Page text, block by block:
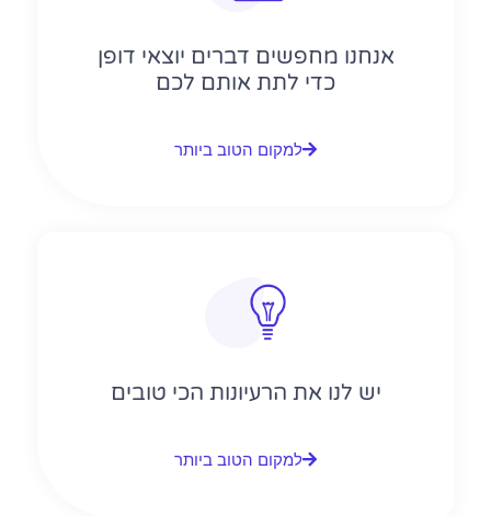
אנחנו מחפשים דברים יוצאי דופן
כדי לתת אותם לכם
למקום הטוב ביותר
יש לנו את הרעיונות הכי טובים
למקום הטוב ביותר